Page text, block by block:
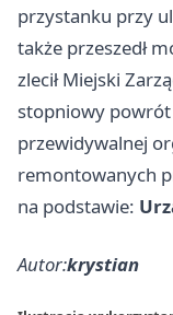
przystanku przy
także przeszedł
zlecił Miejski
stopniowy
przewidywalnej
remontowanych
na podstawie:
Autor:krystian